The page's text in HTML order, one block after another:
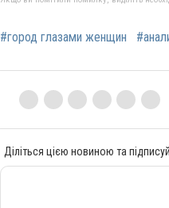
#город глазами женщин
Діліться цією новиною та